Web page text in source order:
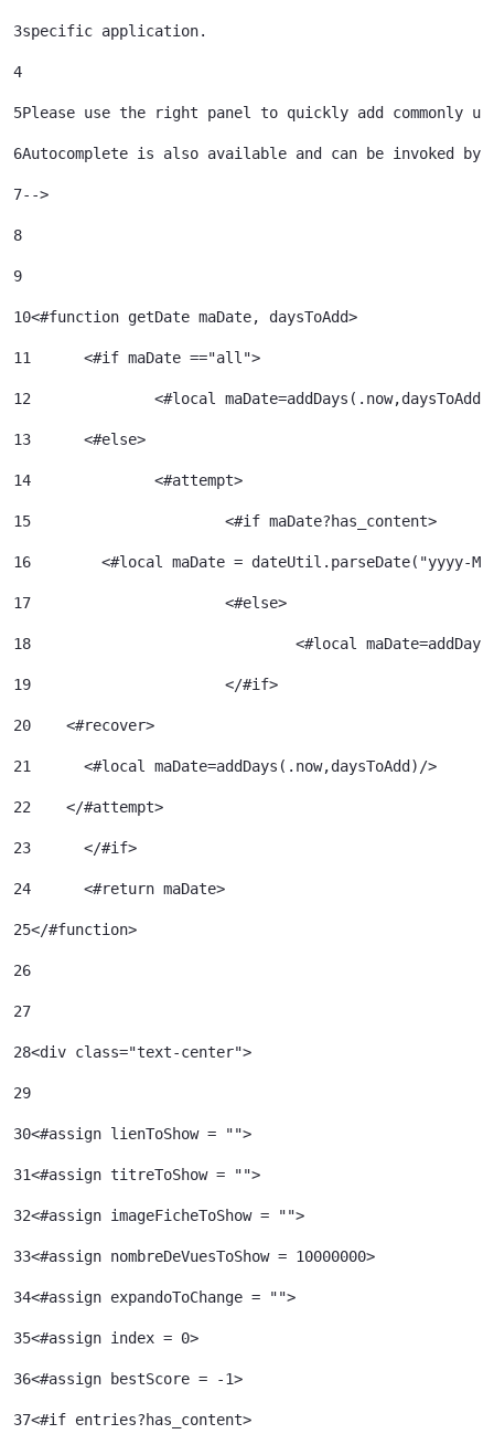
3specific application.
4
5Please use the right panel to quickly add commonly
6Autocomplete is also available and can be invoked
7-->
8
9
10<#function getDate maDate, daysToAdd>
11
	<#if maDate =="all">
12
<#local
13
	<#else>
14
		<#attempt>
15
			<#if maDate?has_content>
16
<#local maDate = dateUtil.parseDate("yyyy-
17
			<#else>
18
<#local
19
			</#if>
20
    <#recover>
21
      <#local maDate=addDays(.now,daysToAdd)/>
22
    </#attempt>
23
	</#if>
24
	<#return maDate>
25</#function>
26
27
28<div class="text-center">
29
30<#assign lienToShow = "">
31<#assign titreToShow = "">
32
33
34<#assign expandoToChange = "">
35
36<#assign bestScore = -1>
37<#if entries?has_content>